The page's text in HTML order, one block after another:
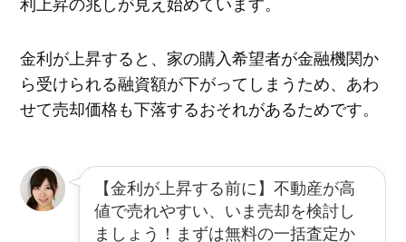
金利が上昇すると、家の購入希望者が金融機関か
ら受けられる融資額が下がってしまうため、あわ
せて売却価格も下落するおそれがあるためです。
【金利が上昇する前に】不動産が高
値で売れやすい、いま売却を検討し
ましょう！まずは無料の一括査定か